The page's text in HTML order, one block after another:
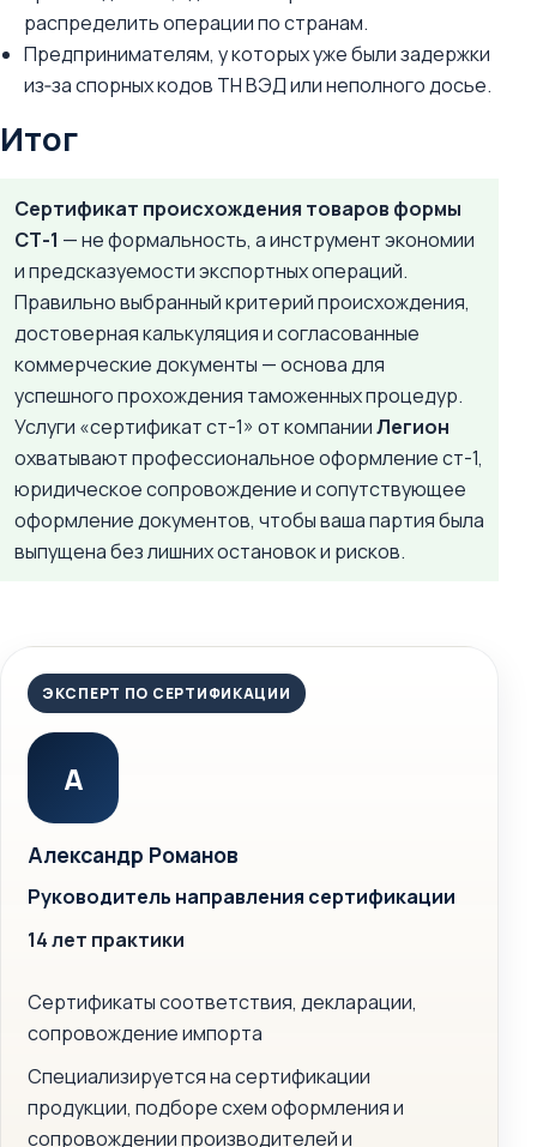
распределить операции по странам.
Предпринимателям, у которых уже были задержки
из‑за спорных кодов ТН ВЭД или неполного досье.
Итог
Сертификат происхождения товаров формы
СТ-1 — не формальность, а инструмент экономии
и предсказуемости экспортных операций.
Правильно выбранный критерий происхождения,
достоверная калькуляция и согласованные
коммерческие документы — основа для
успешного прохождения таможенных процедур.
Услуги «сертификат ст-1» от компанииЛегион
охватывают профессиональное оформление ст-1,
юридическое сопровождение и сопутствующее
оформление документов, чтобы ваша партия была
выпущена без лишних остановок и рисков.
ЭКСПЕРТ ПО СЕРТИФИКАЦИИ
А
Александр Романов
Руководитель направления сертификации
14 лет практики
Сертификаты соответствия, декларации,
сопровождение импорта
Специализируется на сертификации
продукции, подборе схем оформления и
сопровождении производителей и